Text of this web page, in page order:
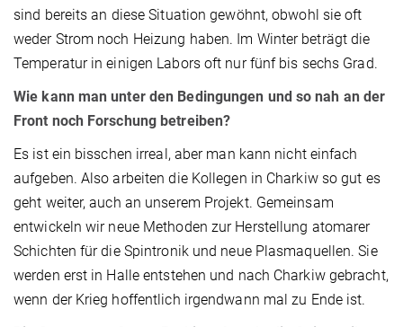
sind bereits an diese Situation gewöhnt, obwohl sie oft
weder Strom noch Heizung haben. Im Winter beträgt die
Temperatur in einigen Labors oft nur fünf bis sechs Grad.
Wie kann man unter den Bedingungen und so nah an der
Front noch Forschung betreiben?
Es ist ein bisschen irreal, aber man kann nicht einfach
aufgeben. Also arbeiten die Kollegen in Charkiw so gut es
geht weiter, auch an unserem Projekt. Gemeinsam
entwickeln wir neue Methoden zur Herstellung atomarer
Schichten für die Spintronik und neue Plasmaquellen. Sie
werden erst in Halle entstehen und nach Charkiw gebracht,
wenn der Krieg hoffentlich irgendwann mal zu Ende ist.